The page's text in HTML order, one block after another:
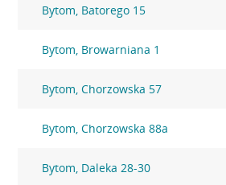
Bytom, Batorego 15
Bytom, Browarniana 1
Bytom, Chorzowska 57
Bytom, Chorzowska 88a
Bytom, Daleka 28-30